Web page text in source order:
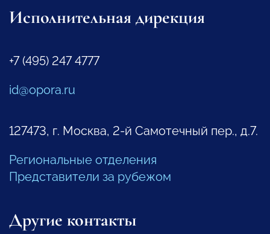
Исполнительная дирекция
+7 (495) 247 4777
id@opora.ru
127473, г. Москва, 2-й Самотечный пер., д.7.
Региональные отделения
Представители за рубежом
Другие контакты